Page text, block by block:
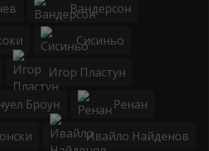
Вандерсон
Сисиньо
Игор Пластун
Броун Ренан
Ивайло Найденов